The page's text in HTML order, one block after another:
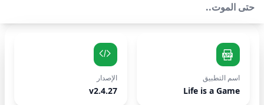
حتى الموت..
اسم التطبيق
Life is a Game
الإصدار
v2.4.27